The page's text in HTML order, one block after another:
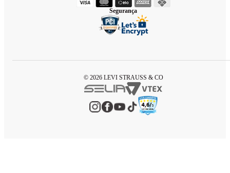
Segurança
© 2026 LEVI STRAUSS & CO